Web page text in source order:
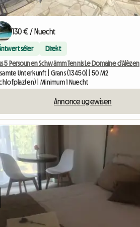
130 € / Nuecht
séier Direkt
5 Persounen Schwämm Tennis Le Domaine d'Alèzen
Unterkunft | Grans (13450) | 50 M2
| Minimum 1 Nuecht
Annonce ugewisen